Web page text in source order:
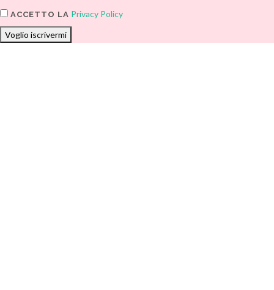
ACCETTO LA Privacy Policy
Voglio iscrivermi